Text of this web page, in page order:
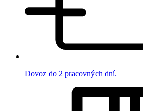
Dovoz do 2 pracovných dní.